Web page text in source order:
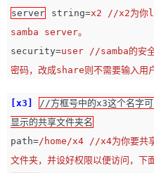
server
string=x2 //x2为你
samba server。
security=user //samba的安全
密码，改成share则不需要输入用
[x3]
//方框号中的x3这个名字
显示的共享文件夹名
path=/home/x4 //x4为你要共享
文件夹，并设好权限以便访问，下